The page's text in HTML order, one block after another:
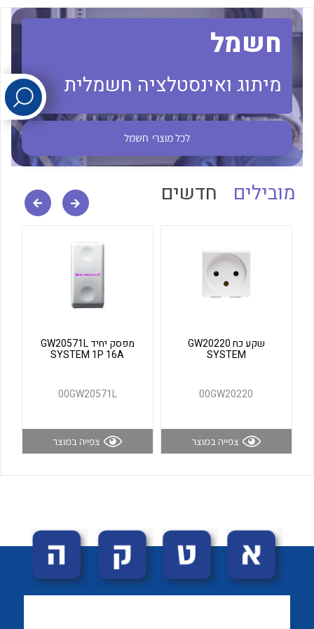
לכל מוצרי היצרן
חשמל
מיתוג ואינסטלציה חשמלית
לכל מוצרי חשמל
מובילים חדשים
שקע כח GW20220
SYSTEM
00GW20220
צפייה במוצר
מפסק יחיד GW20571L
SYSTEM 1P 16A
00GW20571L
צפייה במוצר